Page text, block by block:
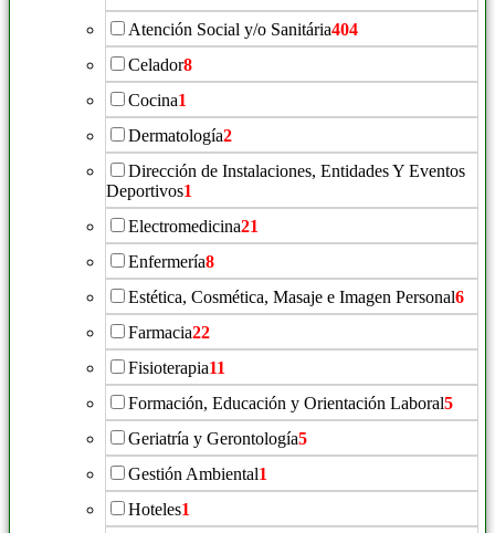
Atención Social y/o Sanitária404
Celador8
Cocina1
Dermatología2
Dirección de Instalaciones, Entidades Y Eventos
Deportivos1
Electromedicina21
Enfermería8
Estética, Cosmética, Masaje e Imagen Personal6
Farmacia22
Fisioterapia11
Formación, Educación y Orientación Laboral5
Geriatría y Gerontología5
Gestión Ambiental1
Hoteles1